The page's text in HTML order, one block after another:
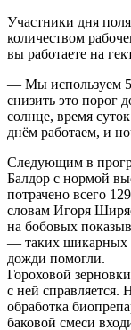
Участники дня
количеством
вы работаете на
— Мы используем
снизить это порог
солнце, время
днём работаем, и
Следующим в
Балдор с нормой
потрачено всего
словам Игоря
на бобовых
— таких шикарных
дожди помогли.
Гороховой
с ней справляется.
обработка
баковой смеси